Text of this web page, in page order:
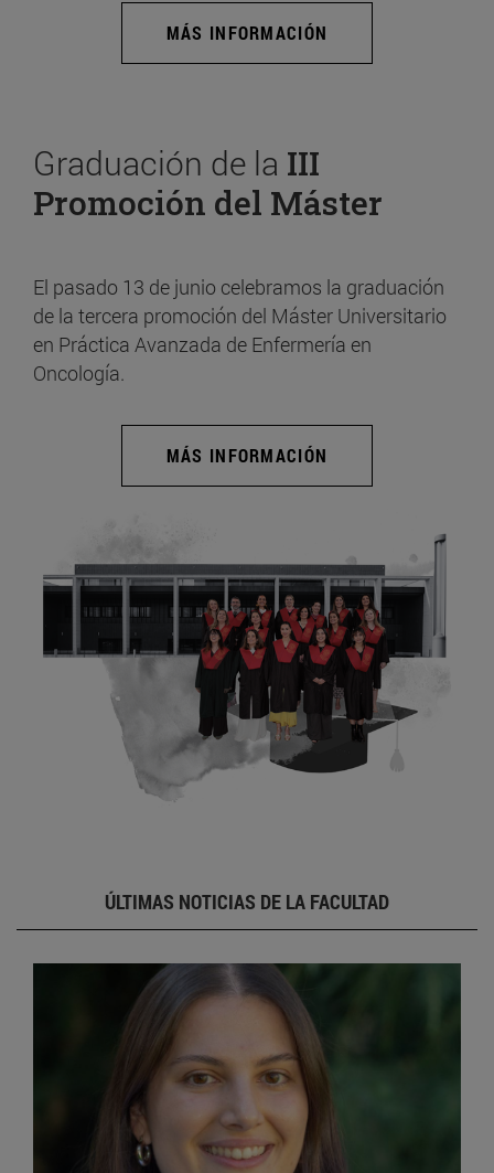
MÁS INFORMACIÓN
Graduación de la III
Promoción del Máster
El pasado 13 de junio celebramos la graduación
de la tercera promoción del Máster Universitario
en Práctica Avanzada de Enfermería en
Oncología.
MÁS INFORMACIÓN
ÚLTIMAS NOTICIAS DE LA FACULTAD